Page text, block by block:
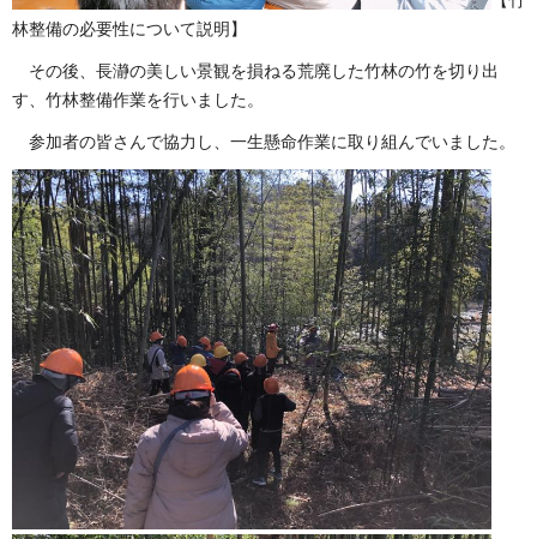
林整備の必要性について説明】
その後、長瀞の美しい景観を損ねる荒廃した竹林の竹を切り出
す、竹林整備作業を行いました。
参加者の皆さんで協力し、一生懸命作業に取り組んでいました。